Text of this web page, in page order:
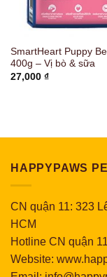
SmartHeart Puppy
400g – Vị bò & sữa
27,000 ₫
HAPPYPAWS
CN quận 11: 323
HCM
Hotline CN quận
Website: